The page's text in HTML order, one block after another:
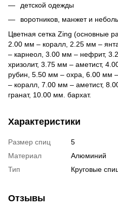
детской одежды
воротников, манжет и
Цветная сетка Zing (основные
2.00 мм – коралл, 2.25 мм –
– карнеол, 3.00 мм – нефрит,
хризолит, 3.75 мм – аметист,
рубин, 5.50 мм – охра, 6.00 мм
– коралл, 7.00 мм – аметист,
гранат, 10.00 мм. бархат.
Характеристики
Размер спиц
5
Материал
Алюминий
Тип
Круговые
Отзывы